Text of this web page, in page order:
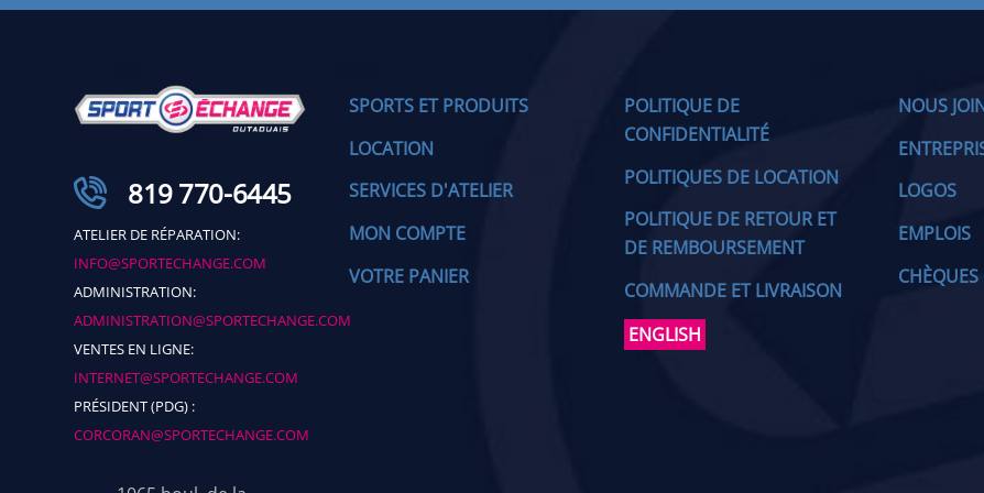
819 770-6445
ATELIER DE RÉPARATION:
INFO@SPORTECHANGE.COM
ADMINISTRATION:
ADMINISTRATION@SPORTECHANGE.COM
VENTES EN LIGNE:
INTERNET@SPORTECHANGE.COM
PRÉSIDENT (PDG) :
CORCORAN@SPORTECHANGE.COM
SPORTS ET PRODUITS
LOCATION
SERVICES D'ATELIER
MON COMPTE
VOTRE PANIER
POLITIQUE DE
CONFIDENTIALITÉ
POLITIQUES DE LOCATION
POLITIQUE DE RETOUR ET
DE REMBOURSEMENT
COMMANDE ET LIVRAISON
ENGLISH
NOUS
LOGOS
EMPLOIS